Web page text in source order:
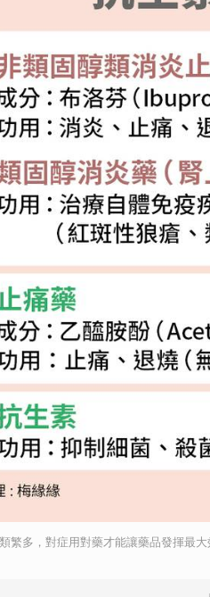
繁多，對症用對藥才能讓藥品發揮最